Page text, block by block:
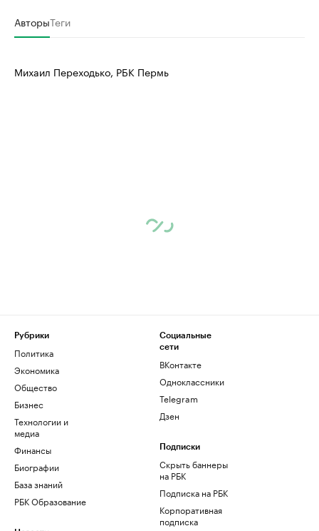
АвторыТеги
Михаил Переходько, РБК Пермь
Рубрики
Политика
Экономика
Общество
Бизнес
Технологии и
медиа
Финансы
Биографии
База знаний
РБК Образование
Социальные
сети
ВКонтакте
Одноклассники
Telegram
Дзен
Подписки
Скрыть баннеры
на РБК
Подписка на РБК
Корпоративная
подписка